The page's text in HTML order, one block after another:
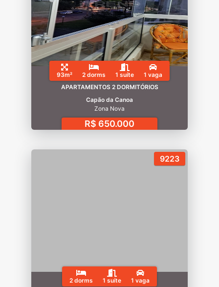
93m² 2 dorms 1 suíte
1 vaga
APARTAMENTOS 2 DORMITÓRIOS
Capão da Canoa
Zona Nova
R$ 650.000
9223
2 dorms 1 suíte
1 vaga